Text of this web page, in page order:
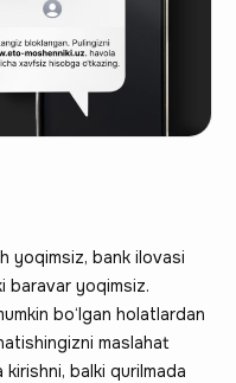
yoqimsiz, bank ilovasi
baravar yoqimsiz.
bo‘lgan holatlardan
maslahat
balki qurilmada